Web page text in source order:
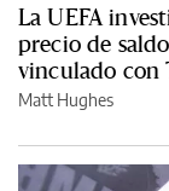
La UEFA
precio de
vinculado con
Matt Hughes